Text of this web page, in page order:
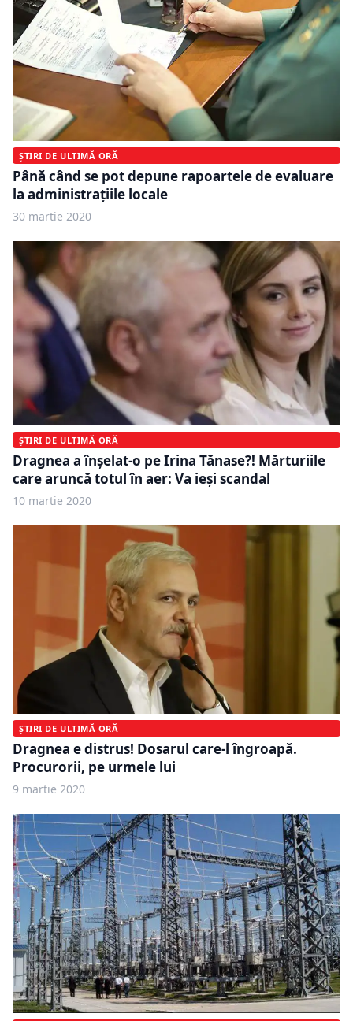
ȘTIRI DE ULTIMĂ ORĂ
Până când se pot depune rapoartele de evaluare
la administraţiile locale
30 martie 2020
ȘTIRI DE ULTIMĂ ORĂ
Dragnea a înșelat-o pe Irina Tănase?! Mărturiile
care aruncă totul în aer: Va ieși scandal
10 martie 2020
ȘTIRI DE ULTIMĂ ORĂ
Dragnea e distrus! Dosarul care-l îngroapă.
Procurorii, pe urmele lui
9 martie 2020